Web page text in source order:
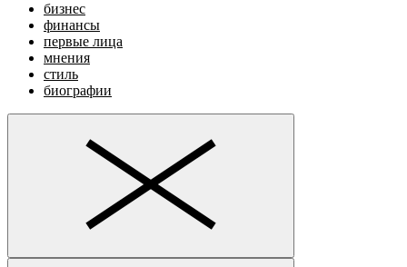
бизнес
финансы
первые лица
мнения
стиль
биографии